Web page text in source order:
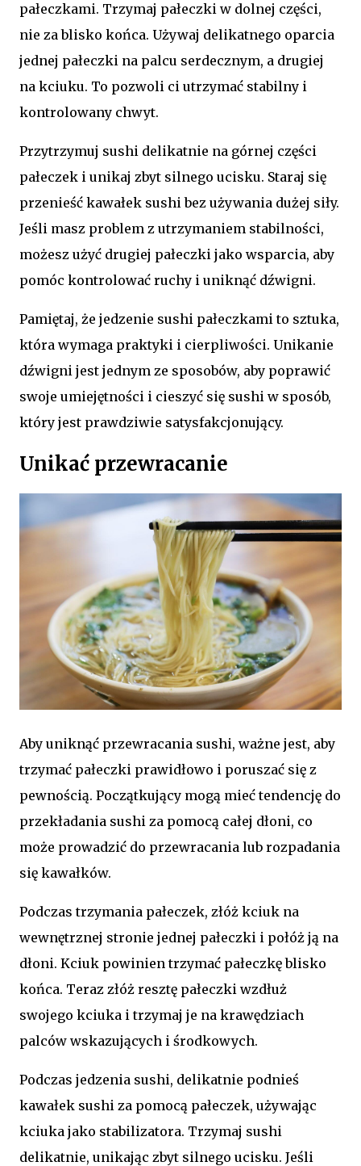
pałeczkami. Trzymaj pałeczki w dolnej części,
nie za blisko końca. Używaj delikatnego oparcia
jednej pałeczki na palcu serdecznym, a drugiej
na kciuku. To pozwoli ci utrzymać stabilny i
kontrolowany chwyt.
Przytrzymuj sushi delikatnie na górnej części
pałeczek i unikaj zbyt silnego ucisku. Staraj się
przenieść kawałek sushi bez używania dużej siły.
Jeśli masz problem z utrzymaniem stabilności,
możesz użyć drugiej pałeczki jako wsparcia, aby
pomóc kontrolować ruchy i uniknąć dźwigni.
Pamiętaj, że jedzenie sushi pałeczkami to sztuka,
która wymaga praktyki i cierpliwości. Unikanie
dźwigni jest jednym ze sposobów, aby poprawić
swoje umiejętności i cieszyć się sushi w sposób,
który jest prawdziwie satysfakcjonujący.
Unikać przewracanie
Aby uniknąć przewracania sushi, ważne jest, aby
trzymać pałeczki prawidłowo i poruszać się z
pewnością. Początkujący mogą mieć tendencję do
przekładania sushi za pomocą całej dłoni, co
może prowadzić do przewracania lub rozpadania
się kawałków.
Podczas trzymania pałeczek, złóż kciuk na
wewnętrznej stronie jednej pałeczki i połóż ją na
dłoni. Kciuk powinien trzymać pałeczkę blisko
końca. Teraz złóż resztę pałeczki wzdłuż
swojego kciuka i trzymaj je na krawędziach
palców wskazujących i środkowych.
Podczas jedzenia sushi, delikatnie podnieś
kawałek sushi za pomocą pałeczek, używając
kciuka jako stabilizatora. Trzymaj sushi
delikatnie, unikając zbyt silnego ucisku. Jeśli